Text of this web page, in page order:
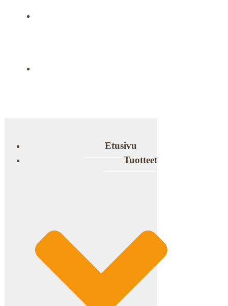
Etusivu
Tuotteet